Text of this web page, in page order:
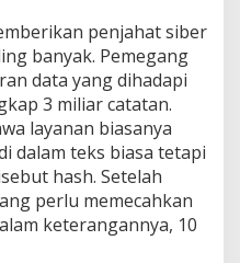
penjahat siber
banyak. Pemegang
data yang dihadapi
3 miliar catatan.
layanan biasanya
dalam teks biasa tetapi
hash. Setelah
perlu memecahkan
keterangannya, 10